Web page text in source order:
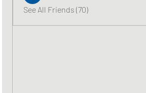
See All Friends (70)